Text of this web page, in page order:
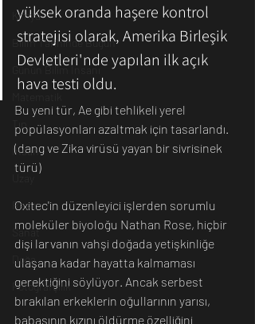
Kimya
Bilim Tarihinde Bugün
Günün Bilim İnsanı
İnsan
Resim
Sanat
Doğa
Fotoğrafçılık
yüksek oranda haşere kontrol
stratejisi olarak, Amerika Birleşik
Devletleri'nde yapılan ilk açık
hava testi oldu.
Bu yeni tür, Ae gibi tehlikeli yerel
popülasyonları azaltmak için tasarlandı.
(dang ve Zika virüsü yayan bir sivrisinek
türü)
Oxitec'in düzenleyici işlerden sorumlu
moleküler biyoloğu Nathan Rose, hiçbir
dişi larvanın vahşi doğada yetişkinliğe
ulaşana kadar hayatta kalmaması
gerektiğini söylüyor. Ancak serbest
bırakılan erkeklerin oğullarının yarısı,
babasının kızını öldürme özelliğini